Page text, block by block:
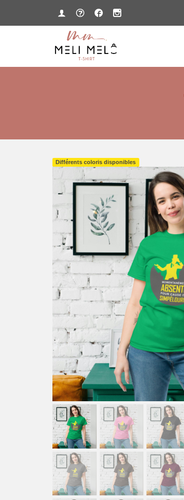
Différents coloris disponibles